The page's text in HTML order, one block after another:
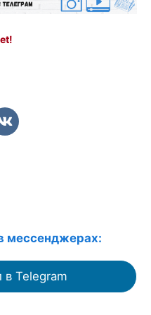
мессенджерах:
в Telegram